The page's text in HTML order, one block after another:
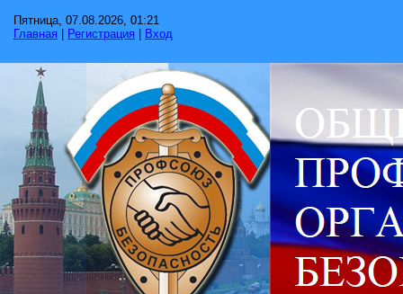
Пятница, 07.08.2026, 01:21
Главная
Регистрация Вход